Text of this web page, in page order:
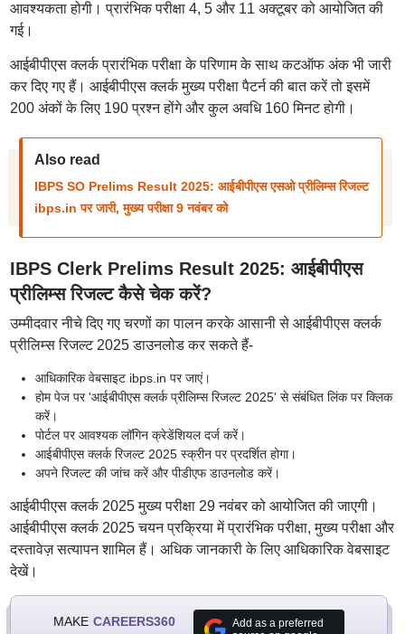
आवश्यकता होगी। प्रारंभिक परीक्षा 4, 5 और 11 अक्टूबर को आयोजित की
गई।
आईबीपीएस क्लर्क प्रारंभिक परीक्षा के परिणाम के साथ कटऑफ अंक भी जारी
कर दिए गए हैं। आईबीपीएस क्लर्क मुख्य परीक्षा पैटर्न की बात करें तो इसमें
200 अंकों के लिए 190 प्रश्न होंगे और कुल अवधि 160 मिनट होगी।
Also read
IBPS SO Prelims Result 2025: आईबीपीएस एसओ प्रीलिम्स रिजल्ट
ibps.in पर जारी, मुख्य परीक्षा 9 नवंबर को
IBPS Clerk Prelims Result 2025: आईबीपीएस
प्रीलिम्स रिजल्ट कैसे चेक करें?
उम्मीदवार नीचे दिए गए चरणों का पालन करके आसानी से आईबीपीएस क्लर्क
प्रीलिम्स रिजल्ट 2025 डाउनलोड कर सकते हैं-
आधिकारिक वेबसाइट ibps.in पर जाएं।
होम पेज पर 'आईबीपीएस क्लर्क प्रीलिम्स रिजल्ट 2025' से संबंधित लिंक पर क्लिक
करें।
पोर्टल पर आवश्यक लॉगिन क्रेडेंशियल दर्ज करें।
आईबीपीएस क्लर्क रिजल्ट 2025 स्क्रीन पर प्रदर्शित होगा।
अपने रिजल्ट की जांच करें और पीडीएफ डाउनलोड करें।
आईबीपीएस क्लर्क 2025 मुख्य परीक्षा 29 नवंबर को आयोजित की जाएगी।
आईबीपीएस क्लर्क 2025 चयन प्रक्रिया में प्रारंभिक परीक्षा, मुख्य परीक्षा और
दस्तावेज़ सत्यापन शामिल हैं। अधिक जानकारी के लिए आधिकारिक वेबसाइट
देखें।
MAKE CAREERS360
Add as a preferred